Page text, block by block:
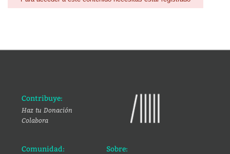
Contribuye:
Haz tu Donación
Colabora
Comunidad: Sobre: